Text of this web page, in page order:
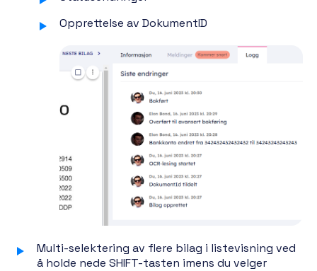
Opprettelse av DokumentID
Multi-selektering av flere bilag i listevisning ved
å holde nede SHIFT-tasten imens du velger